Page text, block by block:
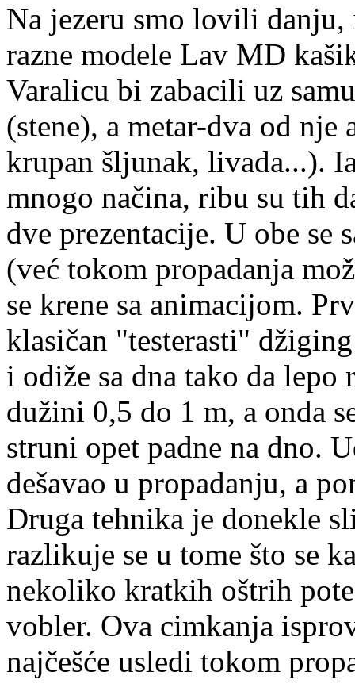
Na jezeru smo lovili
razne modele Lav MD
Varalicu bi zabacili uz
(stene), a metar-dva od nje
krupan šljunak, livada...).
mnogo načina, ribu su tih
dve prezentacije. U obe se
(već tokom propadanja
se krene sa animacijom.
klasičan "testerasti"
i odiže sa dna tako da
dužini 0,5 do 1 m, a onda
struni opet padne na dno.
dešavao u propadanju, a
Druga tehnika je donekle
razlikuje se u tome što se
nekoliko kratkih oštrih
vobler. Ova cimkanja
najčešće usledi tokom